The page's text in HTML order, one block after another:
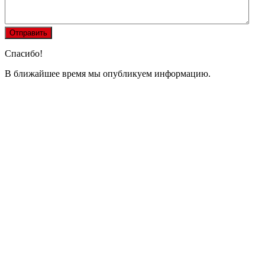
Спасибо!
В ближайшее время мы опубликуем информацию.